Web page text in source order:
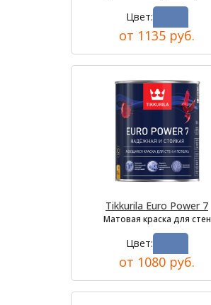
Цвет:
от 1135 руб.
Tikkurila Euro Power 7
Матовая краска для стен
Цвет:
от 1080 руб.